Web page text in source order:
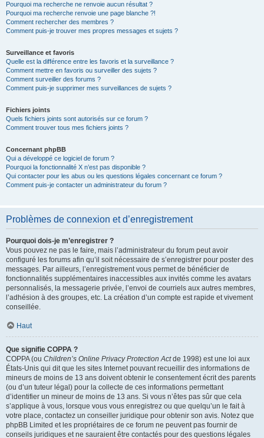
Pourquoi ma recherche ne renvoie aucun résultat ?
Pourquoi ma recherche renvoie une page blanche ?!
Comment rechercher des membres ?
Comment puis-je trouver mes propres messages et sujets ?
Surveillance et favoris
Quelle est la différence entre les favoris et la surveillance ?
Comment mettre en favoris ou surveiller des sujets ?
Comment surveiller des forums ?
Comment puis-je supprimer mes surveillances de sujets ?
Fichiers joints
Quels fichiers joints sont autorisés sur ce forum ?
Comment trouver tous mes fichiers joints ?
Concernant phpBB
Qui a développé ce logiciel de forum ?
Pourquoi la fonctionnalité X n’est pas disponible ?
Qui contacter pour les abus ou les questions légales concernant ce forum ?
Comment puis-je contacter un administrateur du forum ?
Problèmes de connexion et d’enregistrement
Pourquoi dois-je m’enregistrer ?
Vous pouvez ne pas le faire, mais l’administrateur du forum peut avoir
configuré les forums afin qu’il soit nécessaire de s’enregistrer pour poster des
messages. Par ailleurs, l’enregistrement vous permet de bénéficier de
fonctionnalités supplémentaires inaccessibles aux invités comme les avatars
personnalisés, la messagerie privée, l’envoi de courriels aux autres membres,
l’adhésion à des groupes, etc. La création d’un compte est rapide et vivement
conseillée.
Haut
Que signifie COPPA ?
COPPA (ou Children’s Online Privacy Protection Actde 1998) est une loi aux
États-Unis qui dit que les sites Internet pouvant recueillir des informations de
mineurs de moins de 13 ans doivent obtenir le consentement écrit des parents
(ou d’un tuteur légal) pour la collecte de ces informations permettant
d’identifier un mineur de moins de 13 ans. Si vous n’êtes pas sûr que cela
s’applique à vous, lorsque vous vous enregistrez ou que quelqu’un le fait à
votre place, contactez un conseiller juridique pour obtenir son avis. Notez que
phpBB Limited et les propriétaires de ce forum ne peuvent pas fournir de
conseils juridiques et ne sauraient être contactés pour des questions légales